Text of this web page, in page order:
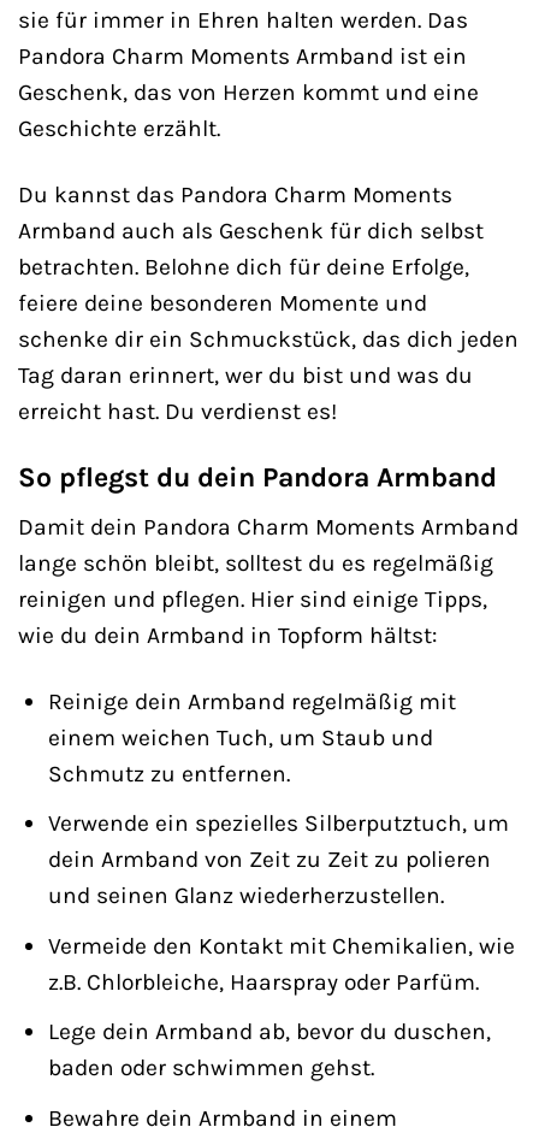
sie für immer in Ehren halten werden. Das
Pandora Charm Moments Armband ist ein
Geschenk, das von Herzen kommt und eine
Geschichte erzählt.
Du kannst das Pandora Charm Moments
Armband auch als Geschenk für dich selbst
betrachten. Belohne dich für deine Erfolge,
feiere deine besonderen Momente und
schenke dir ein Schmuckstück, das dich jeden
Tag daran erinnert, wer du bist und was du
erreicht hast. Du verdienst es!
So pflegst du dein Pandora Armband
Damit dein Pandora Charm Moments Armband
lange schön bleibt, solltest du es regelmäßig
reinigen und pflegen. Hier sind einige Tipps,
wie du dein Armband in Topform hältst:
Reinige dein Armband regelmäßig mit
einem weichen Tuch, um Staub und
Schmutz zu entfernen.
Verwende ein spezielles Silberputztuch, um
dein Armband von Zeit zu Zeit zu polieren
und seinen Glanz wiederherzustellen.
Vermeide den Kontakt mit Chemikalien, wie
z.B. Chlorbleiche, Haarspray oder Parfüm.
Lege dein Armband ab, bevor du duschen,
baden oder schwimmen gehst.
Bewahre dein Armband in einem